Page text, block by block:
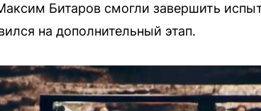
Битаров смогли завершить
на дополнительный этап.